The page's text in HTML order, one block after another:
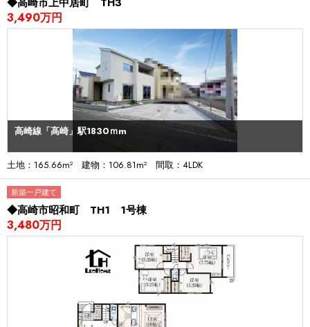
3,490万円
高崎線「高崎」駅1830ｍm
土地：165.66m² 建物：106.81m² 間取：4LDK
新築一戸建て
◆高崎市昭和町 TH1 1号棟
3,480万円